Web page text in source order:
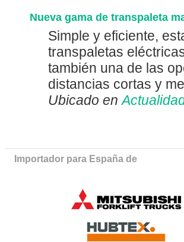
Nueva gama de transpaleta
Simple y eficiente,
transpaletas
también una de las
distancias cortas y
Ubicado en
Importador para España de